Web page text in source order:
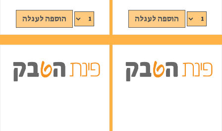
הוספה לעגלה הוספה לעגלה